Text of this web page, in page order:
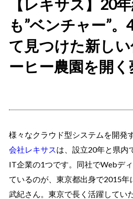
【レキサス】20
も”ベンチャー”
て見つけた新し
ーヒー農園を開く
様々なクラウド型システムを開発
会社レキサスは、設立20年と県内
IT企業の1つです。同社でWebデ
ているのが、東京都出身で2015年
武紀さん。東京で長く活躍してい